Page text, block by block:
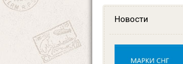
Новости